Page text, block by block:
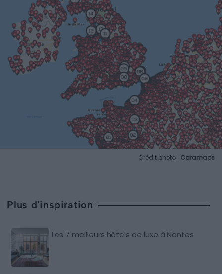
Crédit photo : Caramaps
Plus d'inspiration
Les 7 meilleurs hôtels de luxe à Nantes